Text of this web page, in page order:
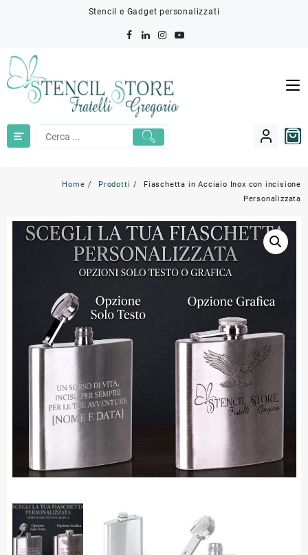
Stencil e Gadget personalizzati
Home Prodotti
Fiaschetta in Acciaio Inox con incisione
Personalizzata